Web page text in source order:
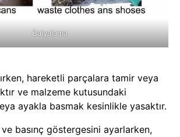
Balyalama
hareketli parçalara tamir veya
ve malzeme kutusundaki
ayakla basmak kesinlikle yasaktır.
basınç göstergesini ayarlarken,